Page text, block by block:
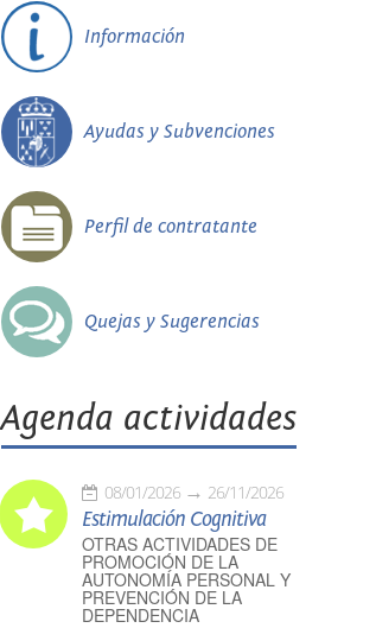
Información
Ayudas y Subvenciones
Perfil de contratante
Quejas y Sugerencias
Agenda actividades
08/01/2026 26/11/2026
Estimulación Cognitiva
OTRAS ACTIVIDADES DE
PROMOCIÓN DE LA
AUTONOMÍA PERSONAL Y
PREVENCIÓN DE LA
DEPENDENCIA